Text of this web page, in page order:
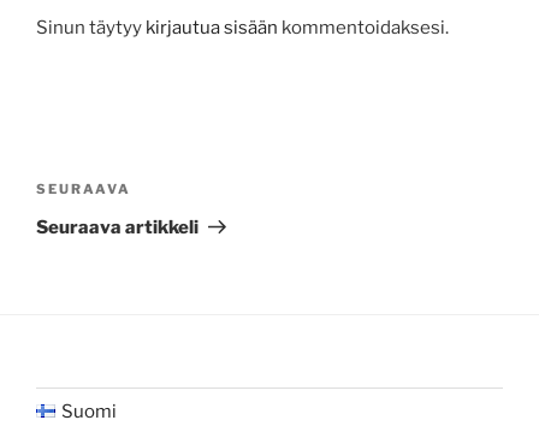
Sinun täytyy kirjautua sisään kommentoidaksesi.
selaus
Seuraava
artikkeli
SEURAAVA
Seuraava artikkeli
Suomi